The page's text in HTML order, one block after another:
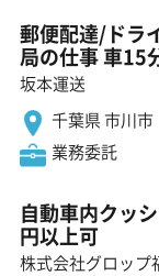
郵便配達/ドラ
局の仕事 車15
坂本運送
千葉県 市川市
業務委託
自動車内クッ
円以上可
株式会社グロップ